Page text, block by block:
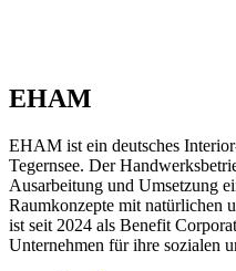
EHAM
EHAM ist ein deutsches
Tegernsee. Der
Ausarbeitung und Umsetzung
Raumkonzepte mit natürlichen
ist seit 2024 als Benefit
Unternehmen für ihre sozialen